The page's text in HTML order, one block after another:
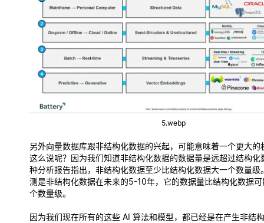
5.webp
另外向量数据库跟非结构化数据的兴起，可能意味着一个更大的
这么说呢？因为我们知道非结构化数据的数据量是远超过结构化
种分析报告指出，非结构化数据至少比结构化数据大一个数量级
测是非结构化数据在未来的5-10年，它的数据量比结构化数据
个数量级。
因为我们现在所有的这些 AI 算法和模型，都已经是在产生非结